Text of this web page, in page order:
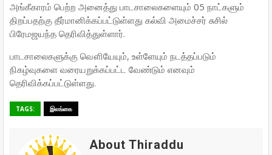
அங்கீகாரம் பெற்ற அனைத்து பாடசாலைகளையும் 05 நாட்களும்
திறப்பதற்கு தீர்மானிக்கப்பட்டுள்ளது கல்வி அமைச்சர் சுசில்
பிரேமஜயந்த தெரிவித்துள்ளார்.
பாடசாலைகளுக்கு வௌியேயும், உள்ளேயும் நடத்தப்படும்
நிகழ்வுகளை வரையறுக்கப்பட்ட வேண்டும் எனவும்
தெரிவிக்கப்பட்டுள்ளது.
TAGS: இலங்கை
About Thiraddu